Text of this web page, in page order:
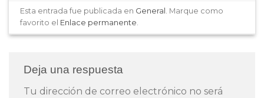
Esta entrada fue publicada en General
. Marque como
favorito el Enlace permanente
Deja una respuesta
Tu dirección de correo electrónico no será